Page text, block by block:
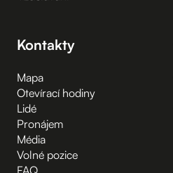
Kontakty
Mapa
Otevírací hodiny
Lidé
Pronájem
Média
Volné pozice
FAQ